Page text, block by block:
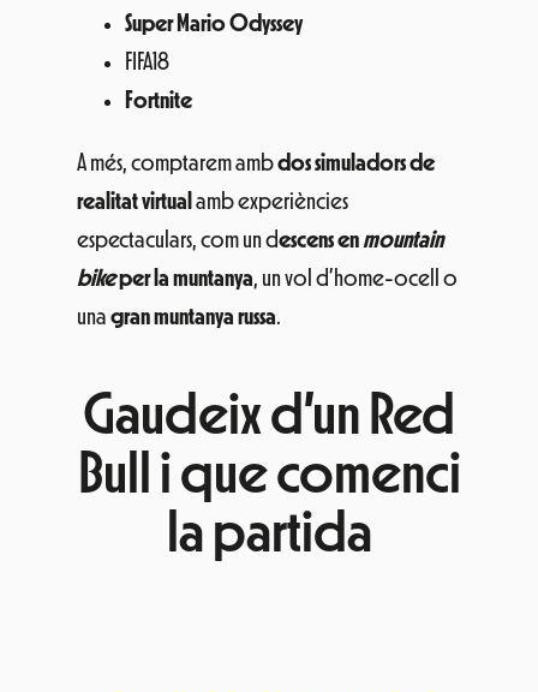
Super Mario Odyssey
FIFA18
Fortnite
A més, comptarem ambdos simuladors de
realitat virtual amb experiències
espectaculars, com un descens enmountain
bikeper la muntanya, un vol d’home-ocell o
una gran muntanya russa.
Gaudeix d’un Red
Bull i que comenci
la partida